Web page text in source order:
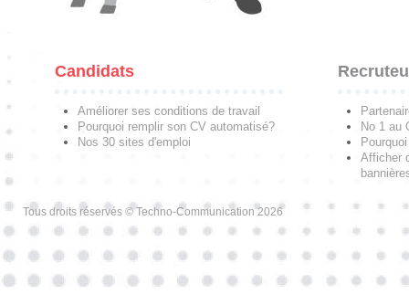
Candidats
Améliorer ses conditions de travail
Pourquoi remplir son CV automatisé?
Nos 30 sites d'emploi
No 1 au
Afficher
Tous droits réservés © Techno-Communication 2026